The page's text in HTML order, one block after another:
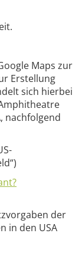
Maps zur
Erstellung
sich hierbei
nachfolgend
der
in den USA